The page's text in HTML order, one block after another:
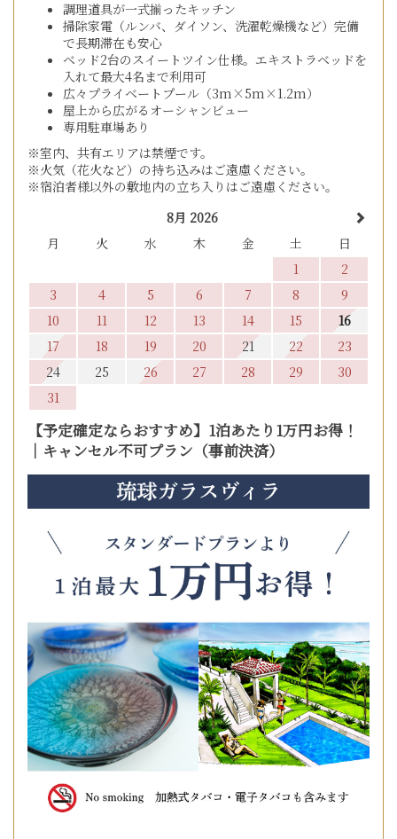
調理道具が一式揃ったキッチン
掃除家電（ルンバ、ダイソン、洗濯乾燥機など）完備
で長期滞在も安心
ベッド2台のスイートツイン仕様。エキストラベッドを
入れて最大4名まで利用可
広々プライベートプール（3m×5m×1.2m）
屋上から広がるオーシャンビュー
専用駐車場あり
※室内、共有エリアは禁煙です。
※火気（花火など）の持ち込みはご遠慮ください。
※宿泊者様以外の敷地内の立ち入りはご遠慮ください。
8月 2026
月
火 水 木 金 土
日
1
2
3
4 5 6 7 8
9
10
11 12 13 14 15
16
17
18 19 20 21 22
23
24
25 26 27 28 29
30
31
【予定確定ならおすすめ】1泊あたり1万円お得！
｜キャンセル不可プラン（事前決済）